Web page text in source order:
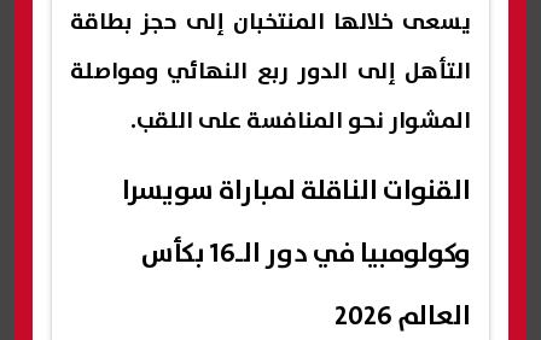
يسعى خلالها المنتخبان إلى حجز بطاقة
التأهل إلى الدور ربع النهائي ومواصلة
المشوار نحو المنافسة على اللقب.
القنوات الناقلة لمباراة سويسرا
وكولومبيا في دور الـ16 بكأس
العالم 2026